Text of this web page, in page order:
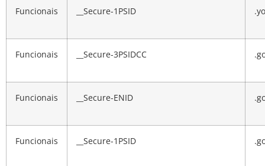
Funcionais __Secure-1PSID
Funcionais __Secure-3PSIDCC
Funcionais __Secure-ENID
Funcionais __Secure-1PSID